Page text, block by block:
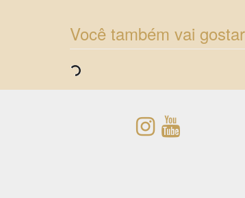
Você também vai